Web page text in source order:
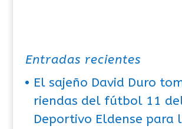
Entradas recientes
El sajeño David Duro
riendas del fútbol 11
Deportivo Eldense para